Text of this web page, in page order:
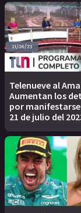
Telenueve al
Aumentan los
por
21 de julio del